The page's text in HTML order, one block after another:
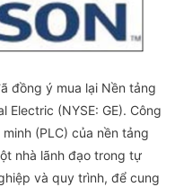
đồng ý mua lại Nền tảng
Electric (NYSE: GE). Công
(PLC) của nền tảng
nhà lãnh đạo trong tự
và quy trình, để cung